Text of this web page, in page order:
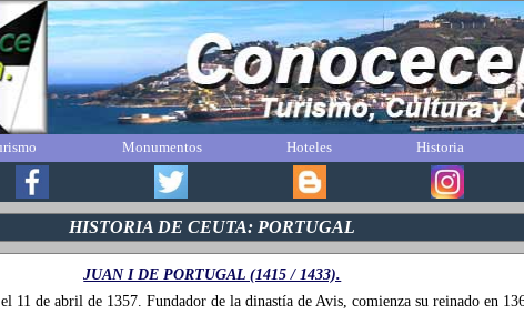
Monumentos Hoteles Historia
HISTORIA DE CEUTA: PORTUGAL
JUAN I DE PORTUGAL (1415 / 1433).
11 de abril de 1357. Fundador de la dinastía de Avis, comienza su reinado en